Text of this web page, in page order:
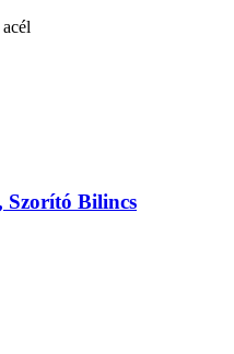
Szorító Bilincs